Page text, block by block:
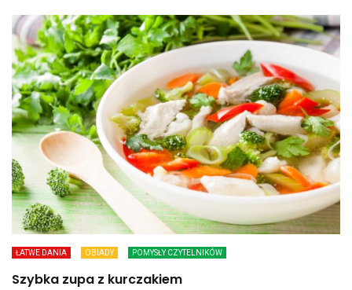
ŁATWE DANIA OBIADY POMYSŁY CZYTELNIKÓW
Szybka zupa z kurczakiem